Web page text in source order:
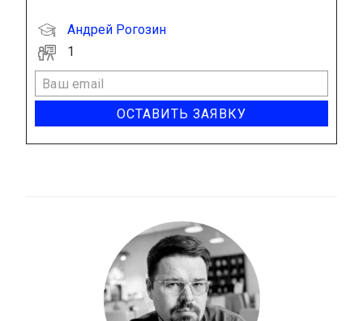
Андрей Рогозин
1
ОСТАВИТЬ ЗАЯВКУ